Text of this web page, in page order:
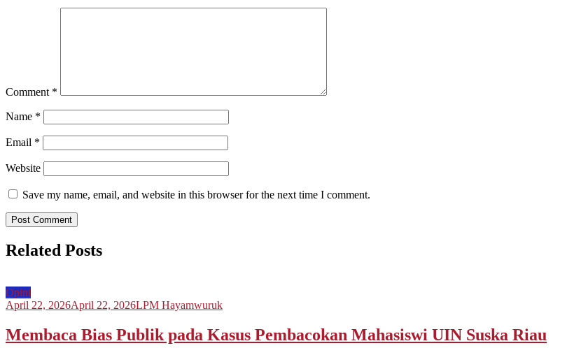
Comment *
Name *
Email *
Website
Save my name, email, and website in this browser for the next time I comment.
Related Posts
Opini
April 22, 2026April 22, 2026LPM Hayamwuruk
Membaca Bias Publik pada Kasus Pembacokan Mahasiswi UIN Suska Riau